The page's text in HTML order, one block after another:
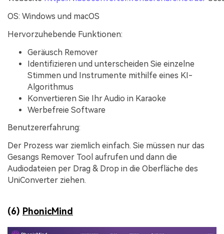
OS: Windows und macOS
Hervorzuhebende Funktionen:
Geräusch Remover
Identifizieren und unterscheiden Sie einzelne
Stimmen und Instrumente mithilfe eines KI-
Algorithmus
Konvertieren Sie Ihr Audio in Karaoke
Werbefreie Software
Benutzererfahrung:
Der Prozess war ziemlich einfach. Sie müssen nur das
Gesangs Remover Tool aufrufen und dann die
Audiodateien per Drag & Drop in die Oberfläche des
UniConverter ziehen.
(6) PhonicMind